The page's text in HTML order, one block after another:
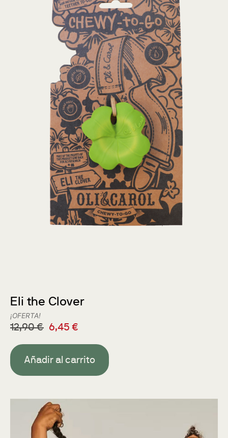
¡OFERTA!
Eli the Clover
12,90€ 6,45 €
Añadir al carrito